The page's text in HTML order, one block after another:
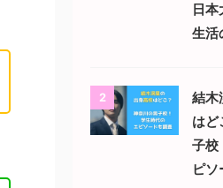
日
生活
2
結木
はど
子校
ピソ